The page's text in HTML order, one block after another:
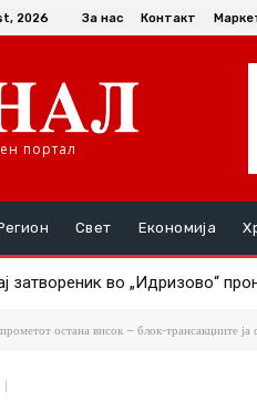
2026 За нас Контакт
портал
Свет Економија
затвореник во „Идризово“
НАСИЛНИК ГО ТУРНАЛ
остана висок – блок-трансакциите ја